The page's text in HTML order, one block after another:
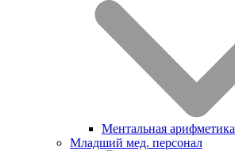
Ментальная арифметика
Младший мед. персонал